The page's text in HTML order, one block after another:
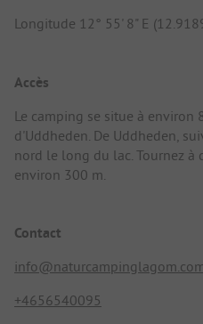
Longitude 12° 55' 8" E
Accès
Le camping se situe à environ
d'Uddheden. De Uddheden,
nord le long du lac. Tournez
environ 300 m.
Contact
+4656540095